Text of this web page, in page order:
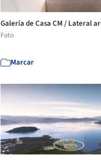
Galería de Casa CM / Lateral
Foto
Marcar